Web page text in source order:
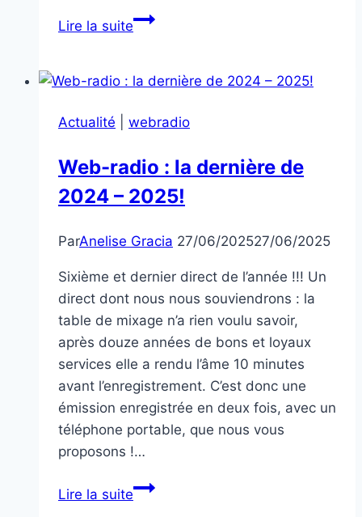
Lire la suiteJOURNEE
SENSIBILISATION
L’AUTISME
Actualité webradio
Web-radio : la dernière de
2024 – 2025!
ParAnelise Gracia 27/06/202527/06/2025
Sixième et dernier direct de l’année !!! Un
direct dont nous nous souviendrons : la
table de mixage n’a rien voulu savoir,
après douze années de bons et loyaux
services elle a rendu l’âme 10 minutes
avant l’enregistrement. C’est donc une
émission enregistrée en deux fois, avec un
téléphone portable, que nous vous
proposons !…
Lire la suiteWeb-